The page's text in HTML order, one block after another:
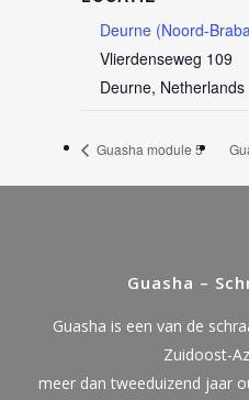
Deurne (Noord-
Vlierdenseweg 109
Deurne, Netherlands
Guasha module 5
Guasha –
Guasha is een van de
Zuidoost-
meer dan tweeduizend jaar